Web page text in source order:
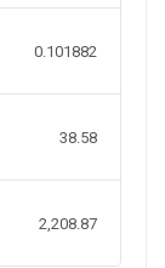
0.101882
38.58
2,208.87